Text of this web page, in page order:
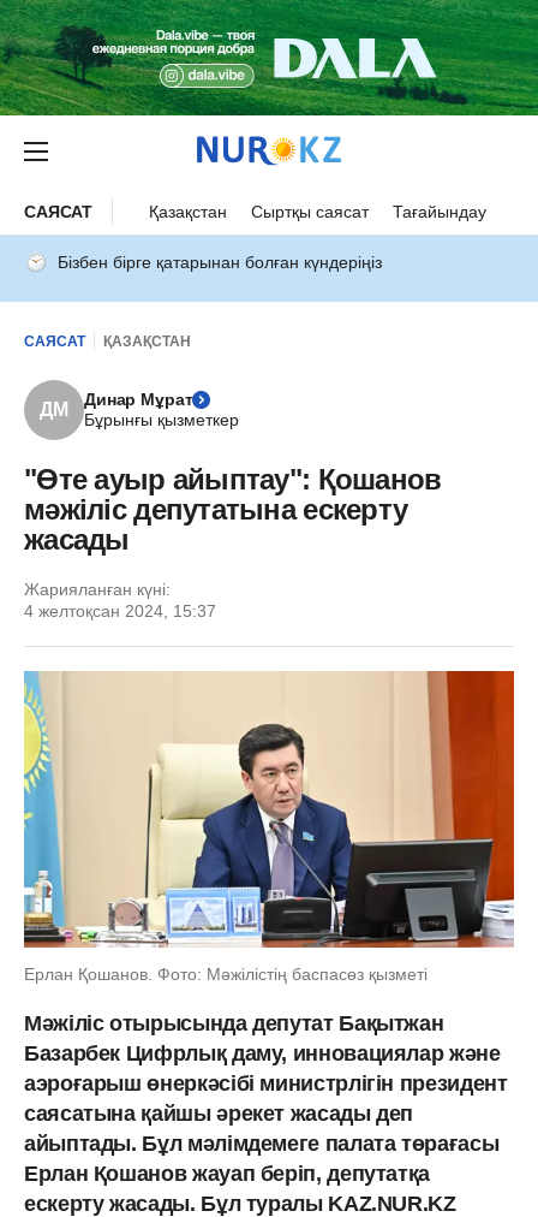
САЯСАТ Қазақстан Сыртқы саясат Тағайындау
Бізбен бірге қатарынан болған күндеріңіз
САЯСАТ ҚАЗАҚСТАН
ДМ
Динар Мұрат
Бұрынғы қызметкер
"Өте ауыр айыптау": Қошанов
мәжіліс депутатына ескерту
жасады
Жарияланған күні:
4 желтоқсан 2024, 15:37
Ерлан Қошанов. Фото: Мәжілістің баспасөз қызметі
Мәжіліс отырысында депутат Бақытжан
Базарбек Цифрлық даму, инновациялар және
аэроғарыш өнеркәсібі министрлігін президент
саясатына қайшы әрекет жасады деп
айыптады. Бұл мәлімдемеге палата төрағасы
Ерлан Қошанов жауап беріп, депутатқа
ескерту жасады. Бұл туралы KAZ.NUR.KZ